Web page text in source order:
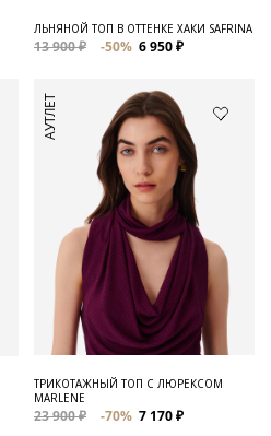
ЛЬНЯНОЙ ТОП В ОТТЕНКЕ ХАКИ SAFRINA
13 900 ₽ -50% 6 950 ₽
АУТЛЕТ
ТРИКОТАЖНЫЙ ТОП С ЛЮРЕКСОМ
MARLENE
23 900 ₽ -70% 7 170 ₽